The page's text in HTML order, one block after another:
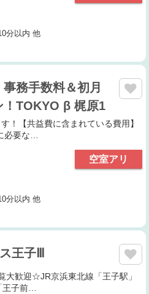
分以内 他
事務手数料＆初月
TOKYO β 梶原1
！【共益費に含まれている費用】
必要な…
空室アリ
分以内 他
王子Ⅲ
大歓迎☆JR京浜東北線「王子駅」
子前…